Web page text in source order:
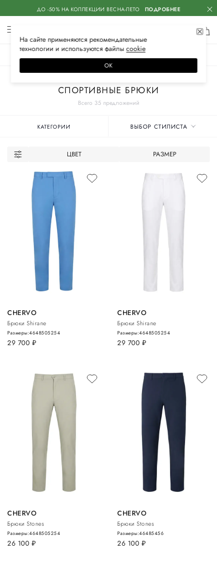
ДО -50% НА КОЛЛЕКЦИИ ВЕСНА-ЛЕТО ПОДРОБНЕЕ
Всего 35 предложений
СПОРТИВНЫЕ БРЮКИ
КАТЕГОРИИ ВЫБОР СТИЛИСТА
ЦВЕТ РАЗМЕР
CHERVO
Брюки Shirane
29 700 руб.
Размеры:4648505254
CHERVO
Брюки Shirane
29 700 руб.
Размеры:4648505254
CHERVO
Брюки Stones
26 100 руб.
Размеры:4648505254
CHERVO
Брюки Stones
26 100 руб.
Размеры:46485456
На сайте применяются рекомендательные
технологии и используются файлысооkiе
ОК